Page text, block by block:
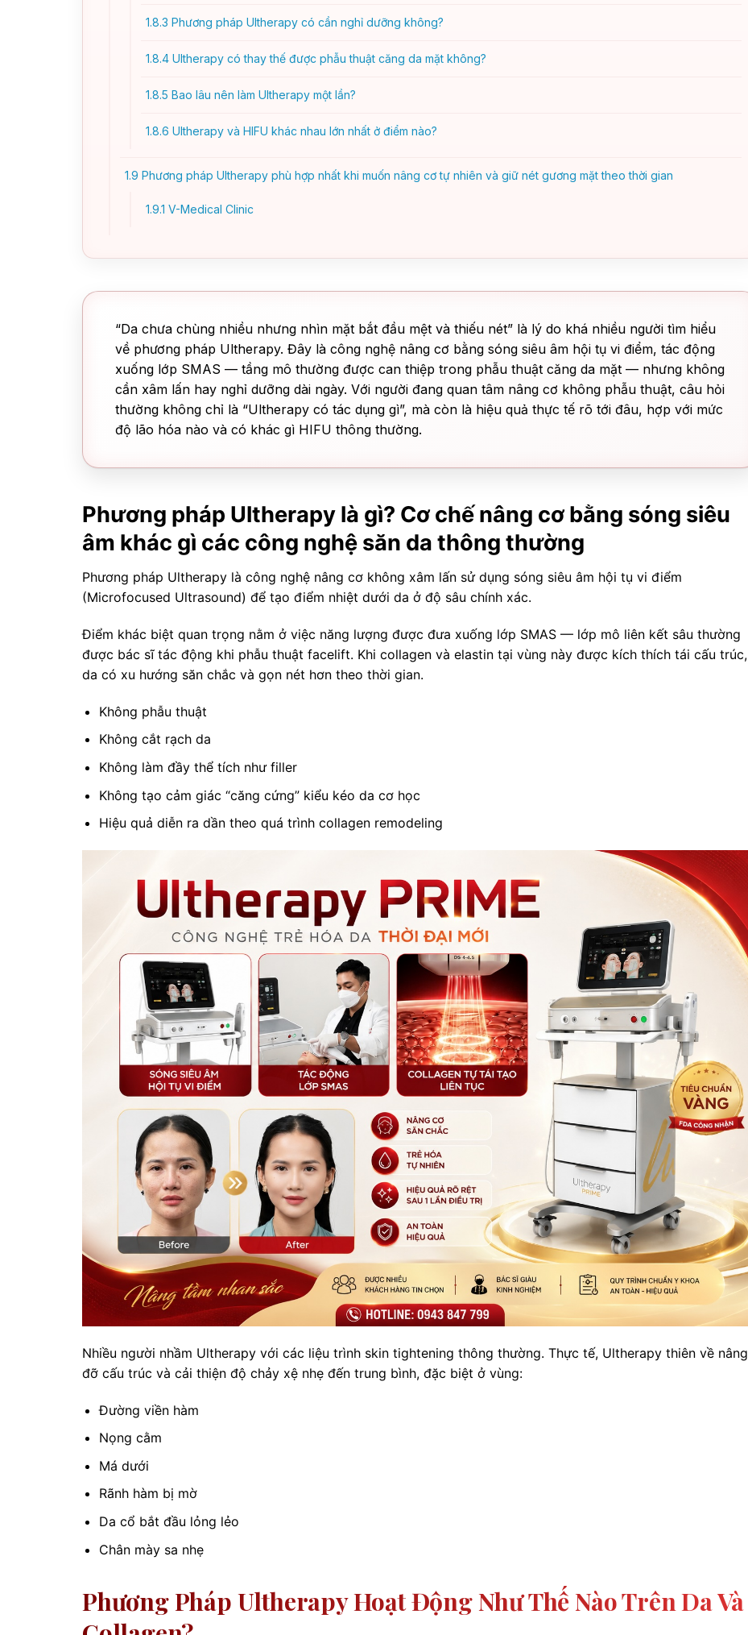
1.8.3 Phương pháp Ultherapy có cần nghỉ dưỡng không?
1.8.4 Ultherapy có thay thế được phẫu thuật căng da mặt không?
1.8.5 Bao lâu nên làm Ultherapy một lần?
1.8.6 Ultherapy và HIFU khác nhau lớn nhất ở điểm nào?
1.9 Phương pháp Ultherapy phù hợp nhất khi muốn nâng cơ tự nhiên và giữ nét gương mặt theo thời gian
1.9.1 V-Medical Clinic
“Da chưa chùng nhiều nhưng nhìn mặt bắt đầu mệt và thiếu nét” là lý do khá nhiều người tìm hiểu
về phương pháp Ultherapy. Đây là công nghệ nâng cơ bằng sóng siêu âm hội tụ vi điểm, tác động
xuống lớp SMAS — tầng mô thường được can thiệp trong phẫu thuật căng da mặt — nhưng không
cần xâm lấn hay nghỉ dưỡng dài ngày. Với người đang quan tâm nâng cơ không phẫu thuật, câu hỏi
thường không chỉ là “Ultherapy có tác dụng gì”, mà còn là hiệu quả thực tế rõ tới đâu, hợp với mức
độ lão hóa nào và có khác gì HIFU thông thường.
Phương pháp Ultherapy là gì? Cơ chế nâng cơ bằng sóng siêu
âm khác gì các công nghệ săn da thông thường
Phương pháp Ultherapy là công nghệ nâng cơ không xâm lấn sử dụng sóng siêu âm hội tụ vi điểm
(Microfocused Ultrasound) để tạo điểm nhiệt dưới da ở độ sâu chính xác.
Điểm khác biệt quan trọng nằm ở việc năng lượng được đưa xuống lớp SMAS — lớp mô liên kết sâu thường
được bác sĩ tác động khi phẫu thuật facelift. Khi collagen và elastin tại vùng này được kích thích tái cấu trúc,
da có xu hướng săn chắc và gọn nét hơn theo thời gian.
Không phẫu thuật
Không cắt rạch da
Không làm đầy thể tích như filler
Không tạo cảm giác “căng cứng” kiểu kéo da cơ học
Hiệu quả diễn ra dần theo quá trình collagen remodeling
Nhiều người nhầm Ultherapy với các liệu trình skin tightening thông thường. Thực tế, Ultherapy thiên về nâng
đỡ cấu trúc và cải thiện độ chảy xệ nhẹ đến trung bình, đặc biệt ở vùng:
Đường viền hàm
Nọng cằm
Má dưới
Rãnh hàm bị mờ
Da cổ bắt đầu lỏng lẻo
Chân mày sa nhẹ
Phương Pháp Ultherapy Hoạt Động Như Thế Nào Trên Da Và